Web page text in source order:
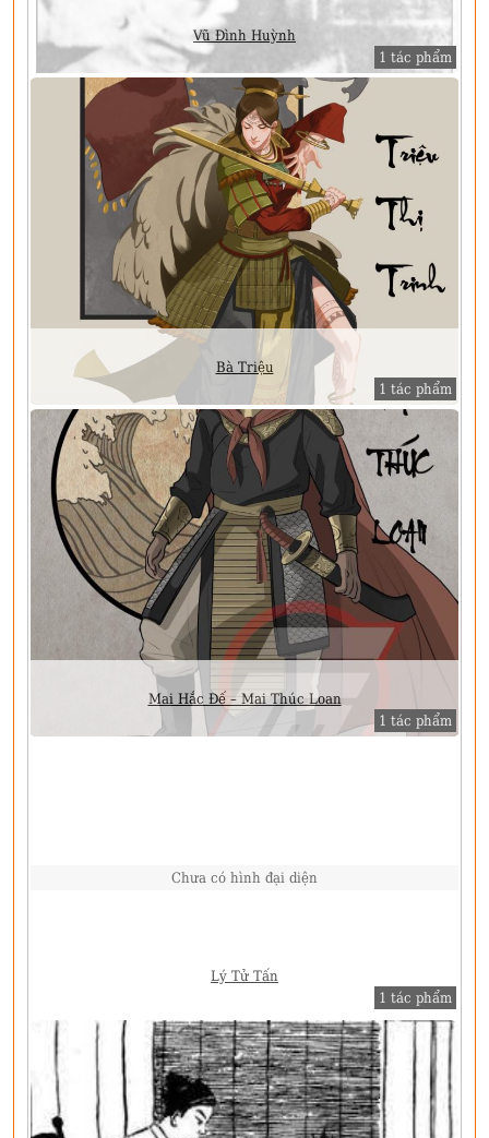
Vũ Đình Huỳnh
1 tác phẩm
Bà Triệu
1 tác phẩm
Mai Hắc Đế – Mai Thúc Loan
1 tác phẩm
Chưa có hình đại diện
Lý Tử Tấn
1 tác phẩm